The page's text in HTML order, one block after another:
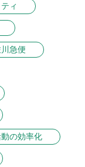
ィ
急便
の効率化